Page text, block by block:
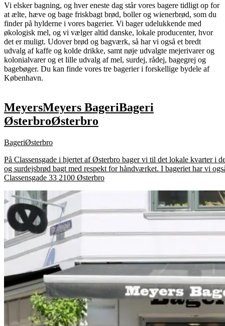
Vi elsker bagning, og hver eneste dag står vores bagere tidligt op for
at ælte, hæve og bage friskbagt brød, boller og wienerbrød, som du
finder på hylderne i vores bagerier. Vi bager udelukkende med
økologisk mel, og vi vælger altid danske, lokale producenter, hvor
det er muligt. Udover brød og bagværk, så har vi også et bredt
udvalg af kaffe og kolde drikke, samt nøje udvalgte mejerivarer og
kolonialvarer og et lille udvalg af mel, surdej, rådej, bagegrej og
bagebøger. Du kan finde vores tre bagerier i forskellige bydele af
København.
MeyersMeyers BageriBageri
ØsterbroØsterbro
BageriØsterbro
På Classensgade i hjertet af Østerbro bager vi til det lokale kvarter i
og surdejsbrød bagt med respekt for håndværket. I bageriet har vi
Classensgade 33 2100 Østerbro